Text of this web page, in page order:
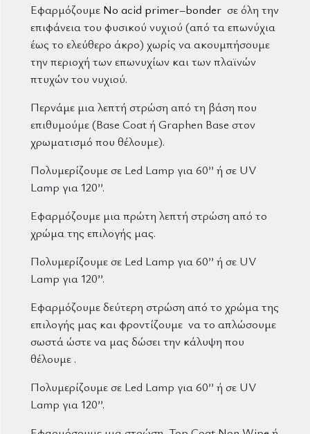
Εφαρμόζουμε No acid primer–bonder σε όλη την
επιφάνεια του φυσικού νυχιού (από τα επωνύχια
έως το ελεύθερο άκρο) χωρίς να ακουμπήσουμε
την περιοχή των επωνυχίων και των πλαϊνών
πτυχών του νυχιού.
Περνάμε μια λεπτή στρώση από τη βάση που
επιθυμούμε (Base Coat ή Graphen Base στον
χρωματισμό που θέλουμε).
Πολυμερίζουμε σε Led Lamp για 60’’ ή σε UV
Lamp για 120’’.
Εφαρμόζουμε μια πρώτη λεπτή στρώση από το
χρώμα της επιλογής μας.
Πολυμερίζουμε σε Led Lamp για 60’’ ή σε UV
Lamp για 120’’.
Εφαρμόζουμε δεύτερη στρώση από το χρώμα της
επιλογής μας και φροντίζουμε να το απλώσουμε
σωστά ώστε να μας δώσει την κάλυψη που
θέλουμε .
Πολυμερίζουμε σε Led Lamp για 60’’ ή σε UV
Lamp για 120’’.